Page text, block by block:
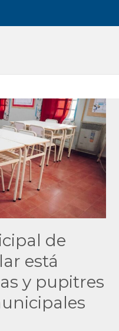
de
está
y pupitres